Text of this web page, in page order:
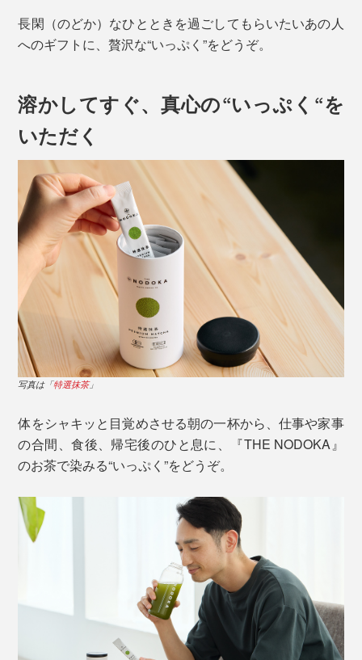
長閑（のどか）なひとときを過ごしてもらいたいあの人
へのギフトに、贅沢な“いっぷく”をどうぞ。
溶かしてすぐ、真心の“いっぷく“を
いただく
写真は「特選抹茶」
体をシャキッと目覚めさせる朝の一杯から、仕事や家事
の合間、食後、帰宅後のひと息に、『THE NODOKA』
のお茶で染みる“いっぷく”をどうぞ。